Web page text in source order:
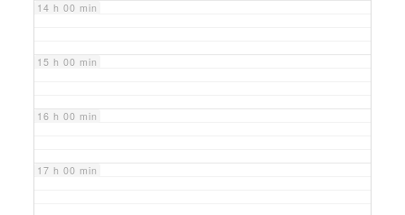
14 h 00 min
15 h 00 min
16 h 00 min
17 h 00 min